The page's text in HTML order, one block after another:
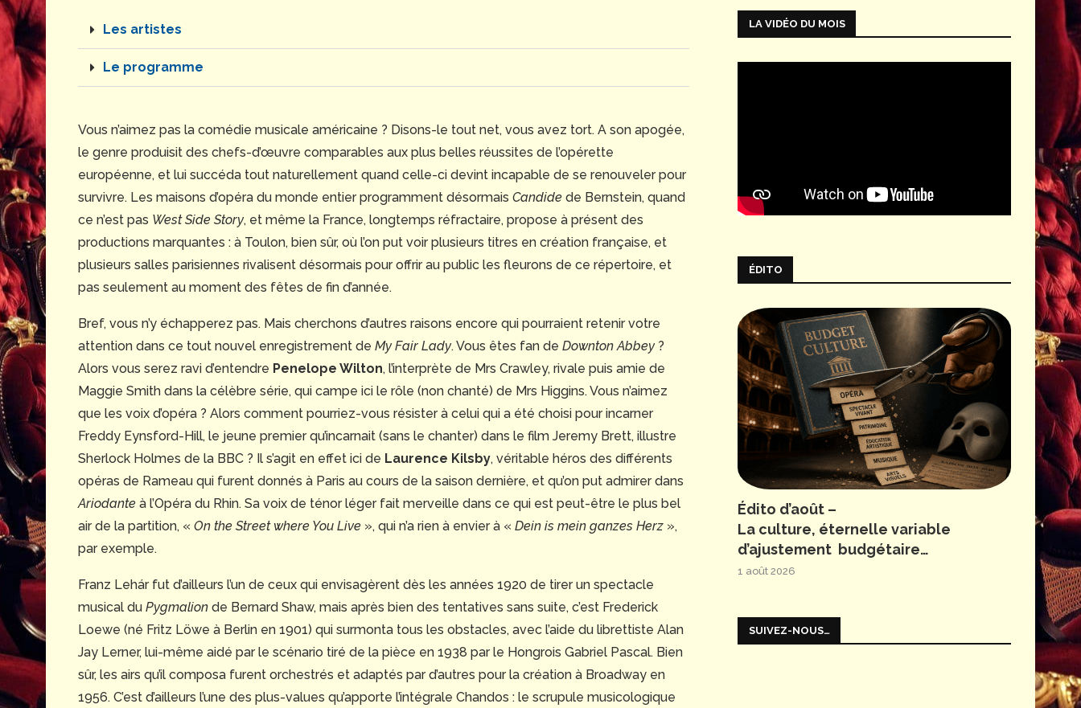
Les artistes
Le programme
Vous n’aimez pas la comédie musicale américaine ? Disons-le tout net, vous avez tort. A son apogée,
le genre produisit des chefs-d’œuvre comparables aux plus belles réussites de l’opérette
européenne, et lui succéda tout naturellement quand celle-ci devint incapable de se renouveler pour
survivre. Les maisons d’opéra du monde entier programment désormais Candide de Bernstein, quand
ce n’est pas West Side Story, et même la France, longtemps réfractaire, propose à présent des
productions marquantes : à Toulon, bien sûr, où l’on put voir plusieurs titres en création française, et
plusieurs salles parisiennes rivalisent désormais pour offrir au public les fleurons de ce répertoire, et
pas seulement au moment des fêtes de fin d’année.
Bref, vous n’y échapperez pas. Mais cherchons d’autres raisons encore qui pourraient retenir votre
attention dans ce tout nouvel enregistrement de My Fair Lady. Vous êtes fan de Downton Abbey ?
Alors vous serez ravi d’entendre Penelope Wilton, l’interprète de Mrs Crawley, rivale puis amie de
Maggie Smith dans la célèbre série, qui campe ici le rôle (non chanté) de Mrs Higgins. Vous n’aimez
que les voix d’opéra ? Alors comment pourriez-vous résister à celui qui a été choisi pour incarner
Freddy Eynsford-Hill, le jeune premier qu’incarnait (sans le chanter) dans le film Jeremy Brett, illustre
Sherlock Holmes de la BBC ? Il s’agit en effet ici de Laurence Kilsby, véritable héros des différents
opéras de Rameau qui furent donnés à Paris au cours de la saison dernière, et qu’on put admirer dans
Ariodante à l’Opéra du Rhin. Sa voix de ténor léger fait merveille dans ce qui est peut-être le plus bel
air de la partition, « On the Street where You Live », qui n’a rien à envier à « Dein is mein ganzes Herz »,
par exemple.
Franz Lehár fut d’ailleurs l’un de ceux qui envisagèrent dès les années 1920 de tirer un spectacle
musical du Pygmalion de Bernard Shaw, mais après bien des tentatives sans suite, c’est Frederick
Loewe (né Fritz Löwe à Berlin en 1901) qui surmonta tous les obstacles, avec l’aide du librettiste Alan
Jay Lerner, lui-même aidé par le scénario tiré de la pièce en 1938 par le Hongrois Gabriel Pascal. Bien
sûr, les airs qu’il composa furent orchestrés et adaptés par d’autres pour la création à Broadway en
1956. C’est d’ailleurs l’une des plus-values qu’apporte l’intégrale Chandos : le scrupule musicologique
LA VIDÉO DU MOIS
ÉDITO
Édito d’août –
La culture, éternelle variable
d’ajustement budgétaire…
1 août 2026
SUIVEZ-NOUS…